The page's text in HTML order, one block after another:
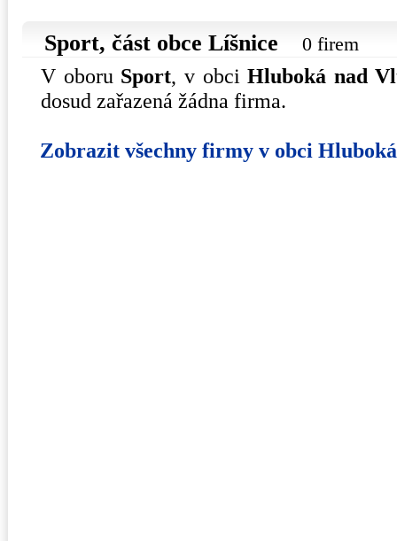
Sport, část obce Líšnice 0 firem
V oboru Sport, v obciHluboká nad
dosud zařazená žádna firma.
Zobrazit všechny firmy v obci